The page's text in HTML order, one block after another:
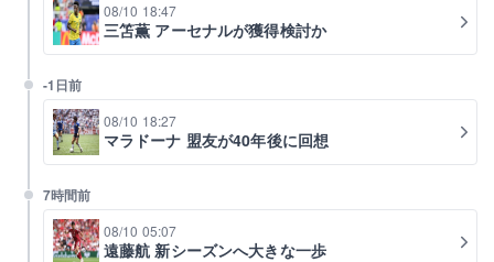
08/10 18:47
三笘薫 アーセナルが獲得検討か
-1日前
08/10 18:27
マラドーナ 盟友が40年後に回想
7時間前
08/10 05:07
遠藤航 新シーズンへ大きな一歩